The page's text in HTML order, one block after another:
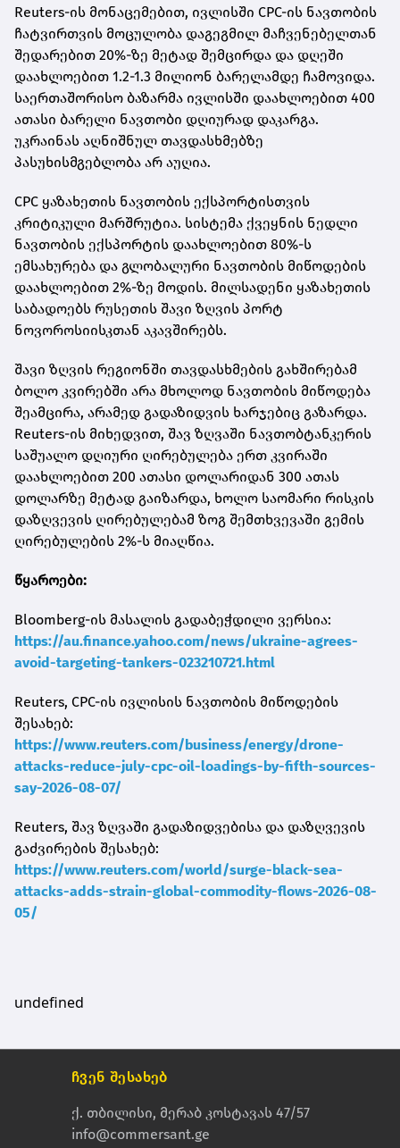
Reuters-ის მონაცემებით, ივლისში CPC-ის ნავთობის
ჩატვირთვის მოცულობა დაგეგმილ მაჩვენებელთან
შედარებით 20%-ზე მეტად შემცირდა და დღეში
დაახლოებით 1.2-1.3 მილიონ ბარელამდე ჩამოვიდა.
საერთაშორისო ბაზარმა ივლისში დაახლოებით 400
ათასი ბარელი ნავთობი დღიურად დაკარგა.
უკრაინას აღნიშნულ თავდასხმებზე
პასუხისმგებლობა არ აუღია.
CPC ყაზახეთის ნავთობის ექსპორტისთვის
კრიტიკული მარშრუტია. სისტემა ქვეყნის ნედლი
ნავთობის ექსპორტის დაახლოებით 80%-ს
ემსახურება და გლობალური ნავთობის მიწოდების
დაახლოებით 2%-ზე მოდის. მილსადენი ყაზახეთის
საბადოებს რუსეთის შავი ზღვის პორტ
ნოვოროსიისკთან აკავშირებს.
შავი ზღვის რეგიონში თავდასხმების გახშირებამ
ბოლო კვირებში არა მხოლოდ ნავთობის მიწოდება
შეამცირა, არამედ გადაზიდვის ხარჯებიც გაზარდა.
Reuters-ის მიხედვით, შავ ზღვაში ნავთობტანკერის
საშუალო დღიური ღირებულება ერთ კვირაში
დაახლოებით 200 ათასი დოლარიდან 300 ათას
დოლარზე მეტად გაიზარდა, ხოლო საომარი რისკის
დაზღვევის ღირებულებამ ზოგ შემთხვევაში გემის
ღირებულების 2%-ს მიაღწია.
წყაროები:
Bloomberg-ის მასალის გადაბეჭდილი ვერსია:
https://au.finance.yahoo.com/news/ukraine-agrees-
avoid-targeting-tankers-023210721.html
Reuters, CPC-ის ივლისის ნავთობის მიწოდების
შესახებ:
https://www.reuters.com/business/energy/drone-
attacks-reduce-july-cpc-oil-loadings-by-fifth-sources-
say-2026-08-07/
Reuters, შავ ზღვაში გადაზიდვებისა და დაზღვევის
გაძვირების შესახებ:
https://www.reuters.com/world/surge-black-sea-
attacks-adds-strain-global-commodity-flows-2026-08-
05/
undefined
ჩვენ შესახებ
ქ. თბილისი, მერაბ კოსტავას 47/57
info@commersant.ge